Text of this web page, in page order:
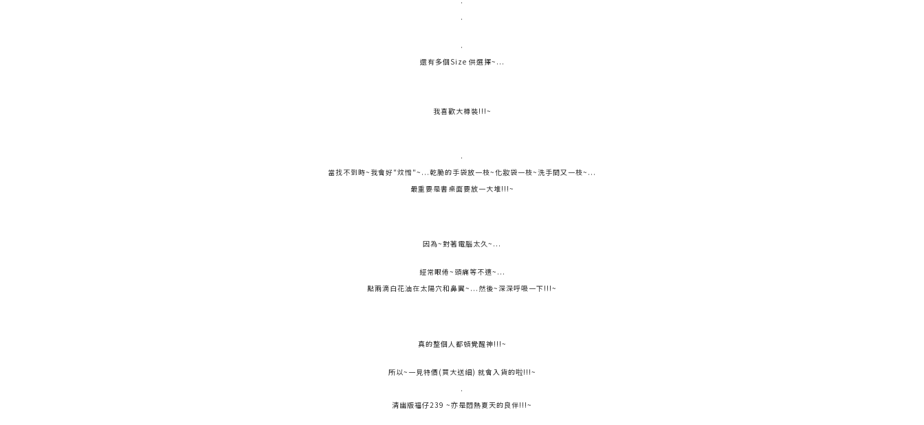
.
.
還有多個Size 供選擇~...
我喜歡大樽裝!!!~
.
當找不到時~我會好"炆憎"~...乾脆的手袋放一枝~化妝袋一枝~洗手間又一枝~...
最重要是書桌面要放一大堆!!!~
因為~對著電腦太久~...
經常眼倦~頭痛等不適~...
點兩滴白花油在太陽穴和鼻翼~...然後~深深呼吸一下!!!~
真的整個人都頓覺醒神!!!~
所以~一見特價(買大送細) 就會入貨的啦!!!~
.
清幽版福仔239 ~亦是悶熱夏天的良伴!!!~